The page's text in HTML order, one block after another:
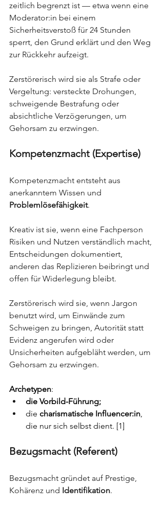
zeitlich begrenzt ist — etwa wenn eine
Moderator:in bei einem
Sicherheitsverstoß für 24 Stunden
sperrt, den Grund erklärt und den Weg
zur Rückkehr aufzeigt.
Zerstörerisch wird sie als Strafe oder
Vergeltung: versteckte Drohungen,
schweigende Bestrafung oder
absichtliche Verzögerungen, um
Gehorsam zu erzwingen.
Kompetenzmacht (Expertise)
Kompetenzmacht entsteht aus
anerkanntem Wissen und
Problemlösefähigkeit.
Kreativ ist sie, wenn eine Fachperson
Risiken und Nutzen verständlich macht,
Entscheidungen dokumentiert,
anderen das Replizieren beibringt und
offen für Widerlegung bleibt.
Zerstörerisch wird sie, wenn Jargon
benutzt wird, um Einwände zum
Schweigen zu bringen, Autorität statt
Evidenz angerufen wird oder
Unsicherheiten aufgebläht werden, um
Gehorsam zu erzwingen.
Archetypen:
die Vorbild-Führung;
die charismatische Influencer:in,
die nur sich selbst dient. [1]
Bezugsmacht (Referent)
Bezugsmacht gründet auf Prestige,
Kohärenz und Identifikation.